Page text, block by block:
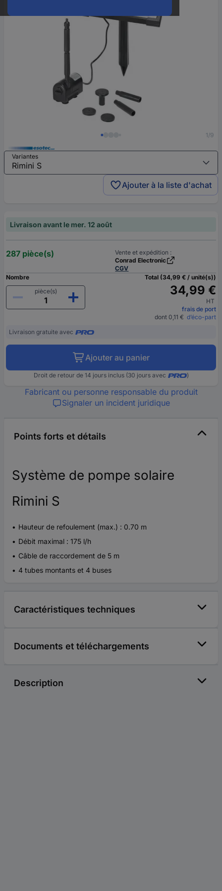
1/9
Variantes
Ajouter à la liste d'achat
Livraison avant le mer. 12 août
287 pièce(s)
Vente et expédition :
Conrad Electronic
CGV
Nombre
pièce(s)
Total (34,99 € / unité(s))
34,99 €
HT
frais de port
dont 0,11 € d’éco-part
Livraison gratuite avec
Ajouter au panier
Droit de retour de 14 jours inclus (30 jours avec )
Fabricant ou personne responsable du produit
Signaler un incident juridique
Points forts et détails
Système de pompe solaire
Rimini S
Hauteur de refoulement (max.) : 0.70 m
Débit maximal : 175 l/h
Câble de raccordement de 5 m
4 tubes montants et 4 buses
Caractéristiques techniques
Documents et téléchargements
Description